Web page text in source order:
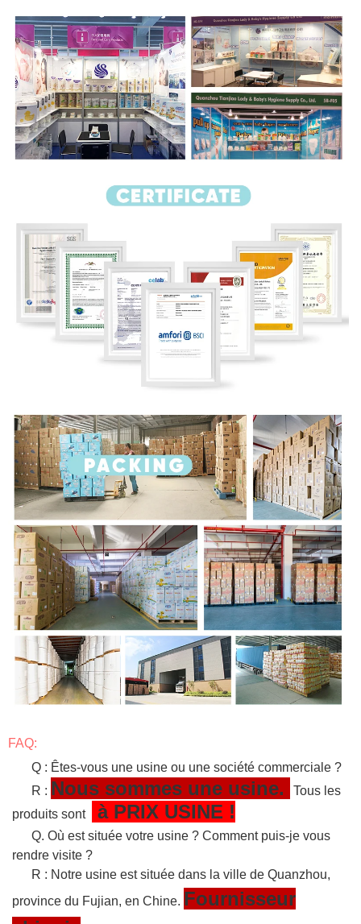
FAQ:
Q : Êtes-vous une usine ou une société commerciale ?
R : Nous sommes une usine.
Tous les
produits sont
à PRIX USINE !
Q. Où est située votre usine ? Comment puis-je vous
rendre visite ?
R : Notre usine est située dans la ville de Quanzhou,
province du Fujian, en Chine. Fournisseur